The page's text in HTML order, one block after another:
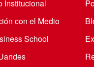
Institucional
con el Medio
School